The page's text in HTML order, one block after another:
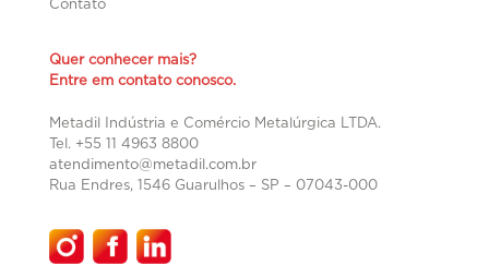
Contato
Quer conhecer mais?
Entre em contato conosco.
Metadil Indústria e Comércio Metalúrgica LTDA.
Tel. +55 11 4963 8800
atendimento@metadil.com.br
Rua Endres, 1546 Guarulhos – SP – 07043-000